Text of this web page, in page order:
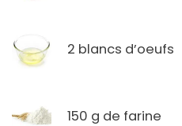
2 blancs d’oeufs
150 g de farine